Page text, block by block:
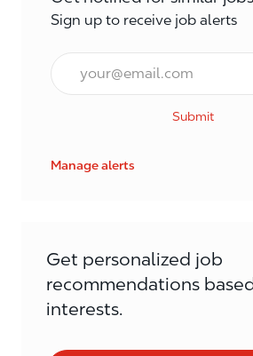
Sign up to receive job alerts
Email*
Submit
Manage alerts
Get personalized job
recommendations
interests.